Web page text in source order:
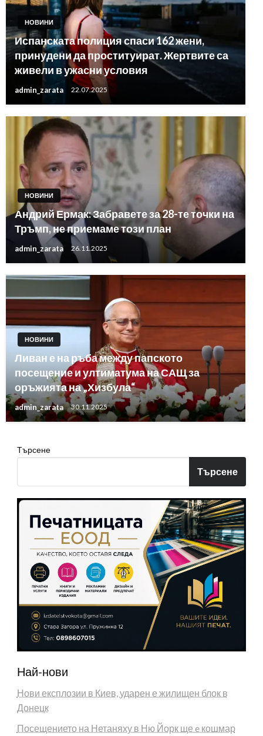
НОВИНИ
Испанската полиция спаси 162 жени,
принудени да проституират. Жертвите са
живели в ужасни условия
admin_zarata 22.07.2025
НОВИНИ
Андрий Ермак: Забравете за 28-те точки на
Тръмп, не приемаме този план
admin_zarata 26.11.2025
НОВИНИ
Ливан е на ръба между папското
посещение и ултиматума на САЩ за
оръжията на „Хизбула“
admin_zarata 30.11.2025
Търсене
Търсене
Най-нови
Нови експлозии в Киев, ударен е жилищен блок в
Донецк
Посещението на Нетаняху в Ню Йорк ще e кошмар